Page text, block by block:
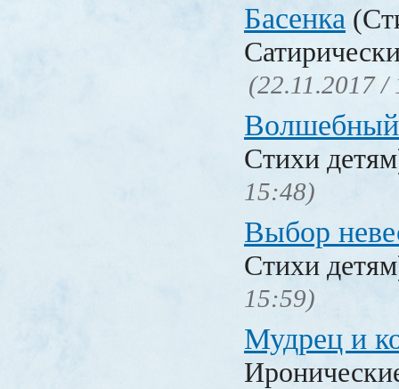
Басенка
(22.11.2017 /
Стихи
15:48)
Выбор
Стихи
15:59)
Мудрец и